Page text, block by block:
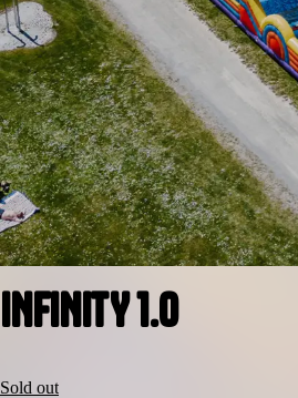
INFINITY 1.0
Sold out